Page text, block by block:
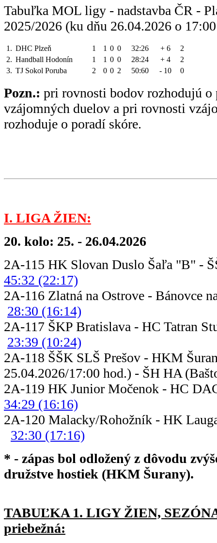
Tabuľka MOL ligy - nadstavba ČR -
2025/2026 (ku dňu 26.04.2026 o
1. DHC Plzeň 1 1 0 0 32:26 + 6
2
2. Handball Hodonín 1 1 0 0 28:24 + 4
2
3. TJ Sokol Poruba 2 0 0 2 50:60 - 10 0
Pozn.: pri rovnosti bodov rozhodujú o
vzájomných duelov a pri rovnosti
rozhoduje o poradí skóre.
I. LIGA ŽIEN:
20. kolo: 25. - 26.04.2026
2A-115 HK Slovan Duslo Šaľa "B" -
45:32 (22:17)
2A-116 Zlatná na Ostrove -
28:30 (16:14)
2A-117 ŠKP Bratislava - HC
23:39 (10:24)
2A-118 ŠŠK SLŠ Prešov -
25.04.2026/17:00 hod.) - ŠH HA
2A-119 HK Junior Močenok - HC
34:29 (16:16)
2A-120 Malacky/Rohožník - HK
32:30 (17:16)
* - zápas bol odložený z dôvodu
družstve hostiek (HKM Šurany).
TABUĽKA 1. LIGY ŽIEN,
priebežná: